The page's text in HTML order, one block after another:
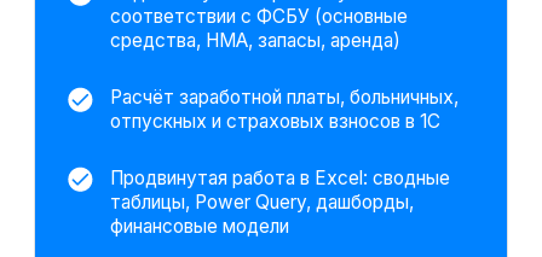
На основе исследования 11 979 вакансий
hh.ru мы выделяем важные навыки,
которыми вы овладеете